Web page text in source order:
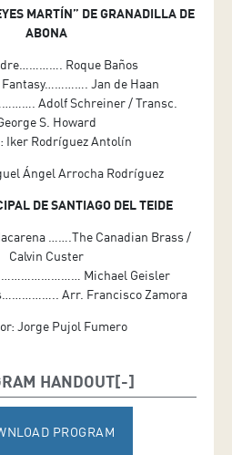
MARTÍN” DE GRANADILLA DE
ABONA
Roque Baños
Fantasy…………. Jan de Haan
Adolf Schreiner / Transc.
S. Howard
Iker Rodríguez Antolín
Ángel Arrocha Rodríguez
DE SANTIAGO DEL TEIDE
…….The Canadian Brass /
Calvin Custer
Michael Geisler
Arr. Francisco Zamora
Jorge Pujol Fumero
HANDOUT
PROGRAM